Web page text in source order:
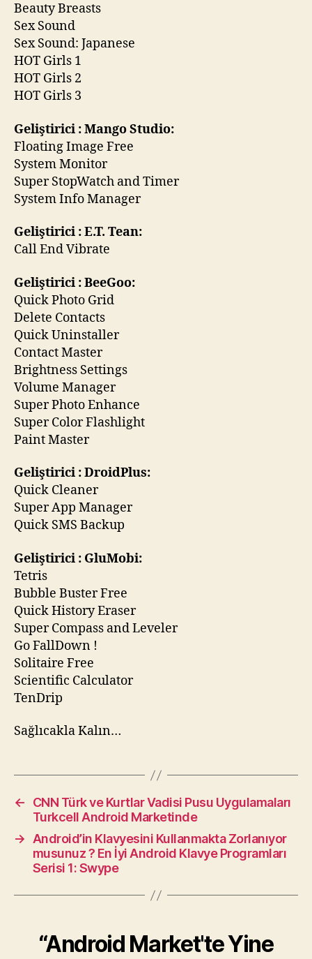
Beauty Breasts
Sex Sound
Sex Sound: Japanese
HOT Girls 1
HOT Girls 2
HOT Girls 3
Geliştirici : Mango Studio:
Floating Image Free
System Monitor
Super StopWatch and Timer
System Info Manager
Geliştirici : E.T. Tean:
Call End Vibrate
Geliştirici : BeeGoo:
Quick Photo Grid
Delete Contacts
Quick Uninstaller
Contact Master
Brightness Settings
Volume Manager
Super Photo Enhance
Super Color Flashlight
Paint Master
Geliştirici : DroidPlus:
Quick Cleaner
Super App Manager
Quick SMS Backup
Geliştirici : GluMobi:
Tetris
Bubble Buster Free
Quick History Eraser
Super Compass and Leveler
Go FallDown !
Solitaire Free
Scientific Calculator
TenDrip
Sağlıcakla Kalın…
←
CNN Türk ve Kurtlar Vadisi Pusu Uygulamaları
Turkcell Android Marketinde
→
Android’in Klavyesini Kullanmakta Zorlanıyor
musunuz ? En İyi Android Klavye Programları
Serisi 1: Swype
“Android Market'te Yine